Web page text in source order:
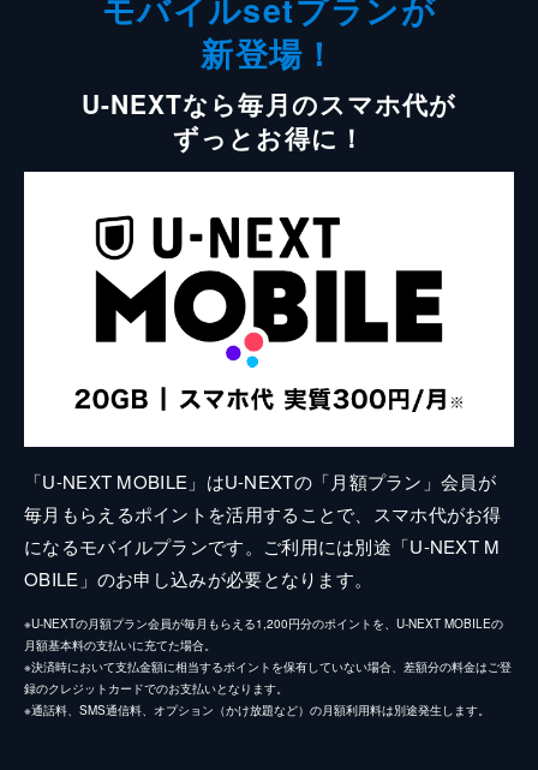
モバイルsetプランが
新登場！
U-NEXTなら毎月のスマホ代が
ずっとお得に！
「U-NEXT MOBILE」はU-NEXTの「月額プラン」会員が
毎月もらえるポイントを活用することで、スマホ代がお得
になるモバイルプランです。ご利用には別途「U-NEXT M
OBILE」のお申し込みが必要となります。
※U-NEXTの月額プラン会員が毎月もらえる1,200円分のポイントを、U-NEXT MOBILEの
月額基本料の支払いに充てた場合。
※決済時において支払金額に相当するポイントを保有していない場合、差額分の料金はご登
録のクレジットカードでのお支払いとなります。
※通話料、SMS通信料、オプション（かけ放題など）の月額利用料は別途発生します。